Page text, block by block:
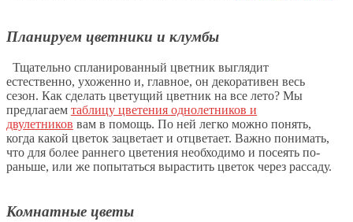
Планируем цветники и клумбы
Тщательно спланированный цветник выглядит
естественно, ухоженно и, главное, он декоративен весь
сезон. Как сделать цветущий цветник на все лето? Мы
предлагаем таблицу цветения однолетников и
двулетников вам в помощь. По ней легко можно понять,
когда какой цветок зацветает и отцветает. Важно понимать,
что для более раннего цветения необходимо и посеять по-
раньше, или же попытаться вырастить цветок через рассаду.
Комнатные цветы